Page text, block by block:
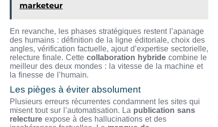
marketeur
En revanche, les phases stratégiques restent l’apanage
des humains : définition de la ligne éditoriale, choix des
angles, vérification factuelle, ajout d’expertise sectorielle,
relecture finale. Cette collaboration hybride combine le
meilleur des deux mondes : la vitesse de la machine et
la finesse de l’humain.
Les pièges à éviter absolument
Plusieurs erreurs récurrentes condamnent les sites qui
misent tout sur l’automatisation. La publication sans
relecture expose à des hallucinations et des